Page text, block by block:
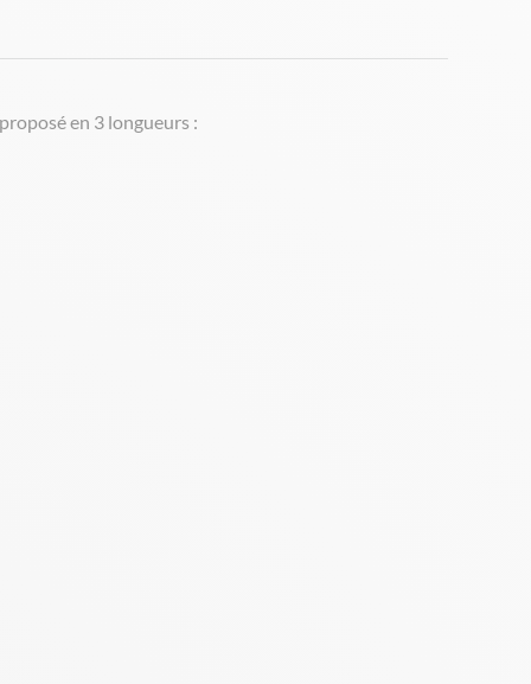
en 3 longueurs :